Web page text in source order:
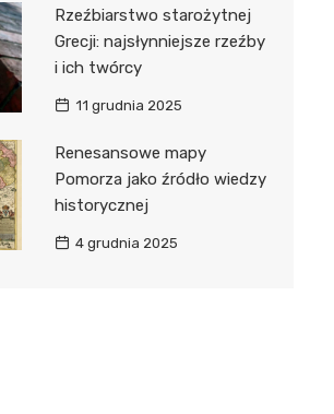
Rzeźbiarstwo starożytnej
Grecji: najsłynniejsze rzeźby
i ich twórcy
11 grudnia 2025
Renesansowe mapy
Pomorza jako źródło wiedzy
historycznej
4 grudnia 2025